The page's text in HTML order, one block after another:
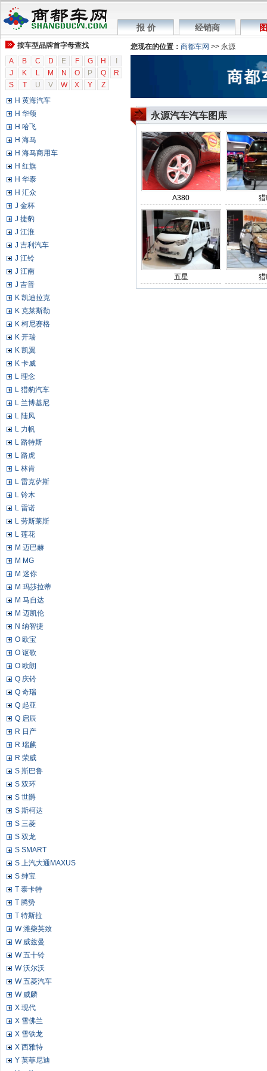
报 价 经销商
按车型品牌首字母查找
A
B C D E F G H
J
K L M N O P Q
R
S
T U V W X Y Z
G 广汽传祺
G GMC
G 广汽吉奥
G 观致
H 海格
H 哈弗
H 恒天汽车
H 黄海汽车
H 华颂
H 哈飞
H 海马
H 海马商用车
H 红旗
H 华泰
H 汇众
J 金杯
J 捷豹
J 江淮
J 吉利汽车
J 江铃
J 江南
J 吉普
K 凯迪拉克
K 克莱斯勒
K 柯尼赛格
K 开瑞
K 凯翼
K 卡威
L 理念
L 猎豹汽车
L 兰博基尼
L 陆风
L 力帆
L 路特斯
L 路虎
L 林肯
L 雷克萨斯
L 铃木
L 雷诺
L 劳斯莱斯
L 莲花
M 迈巴赫
M MG
M 迷你
M 玛莎拉蒂
M 马自达
M 迈凯伦
N 纳智捷
O 欧宝
O 讴歌
O 欧朗
Q 庆铃
Q 奇瑞
Q 起亚
Q 启辰
R 日产
R 瑞麒
R 荣威
S 斯巴鲁
S 双环
S 世爵
S 斯柯达
S 三菱
S 双龙
S SMART
S 上汽大通MAXUS
S 绅宝
T 泰卡特
T 腾势
T 特斯拉
W 潍柴英致
W 威兹曼
W 五十铃
W 沃尔沃
W 五菱汽车
W 威麟
X 现代
X 雪佛兰
X 雪铁龙
X 西雅特
Y 英菲尼迪
您现在的位置： 商都车网 >> 永源
永源汽车汽车图库
A380 猎
五星 猎